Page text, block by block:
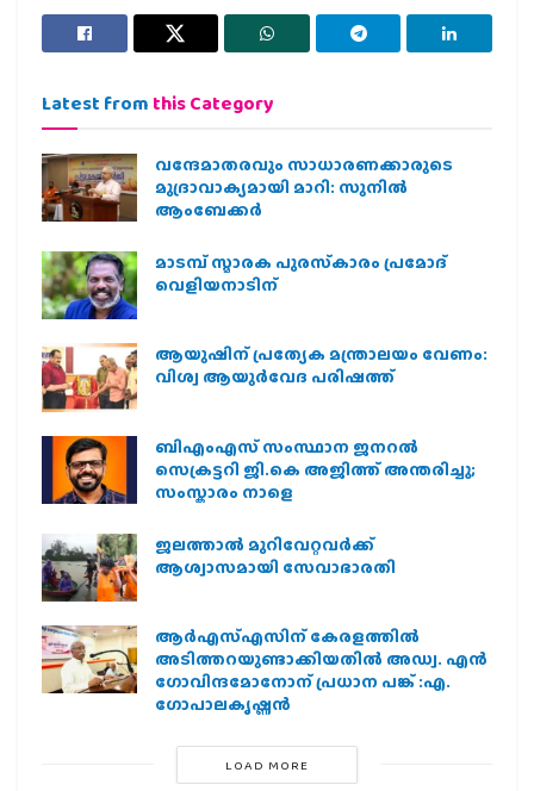
Latest from this Category
വന്ദേമാതരവും സാധാരണക്കാരുടെ
മുദ്രാവാക്യമായി മാറി: സുനിൽ
ആംബേക്കർ
മാടമ്പ് സ്മാരക പുരസ്‌കാരം പ്രമോദ്
വെളിയനാടിന്
ആയുഷിന് പ്രത്യേക മന്ത്രാലയം വേണം:
വിശ്വ ആയുര്‍വേദ പരിഷത്ത്
ബിഎംഎസ് സംസ്ഥാന ജനറൽ
സെക്രട്ടറി ജി.കെ അജിത്ത് അന്തരിച്ചു;
സംസ്കാരം നാളെ
ജലത്താല്‍ മുറിവേറ്റവര്‍ക്ക്
ആശ്വാസമായി സേവാഭാരതി
ആര്‍എസ്എസിന് കേരളത്തില്‍
അടിത്തറയുണ്ടാക്കിയതില്‍ അഡ്വ. എന്‍
ഗോവിന്ദമോനോന് പ്രധാന പങ്ക് :എ.
ഗോപാലകൃഷ്ണന്‍
LOAD MORE